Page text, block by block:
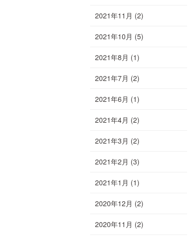
2021年11月 (2)
2021年10月 (5)
2021年8月 (1)
2021年7月 (2)
2021年6月 (1)
2021年4月 (2)
2021年3月 (2)
2021年2月 (3)
2021年1月 (1)
2020年12月 (2)
2020年11月 (2)